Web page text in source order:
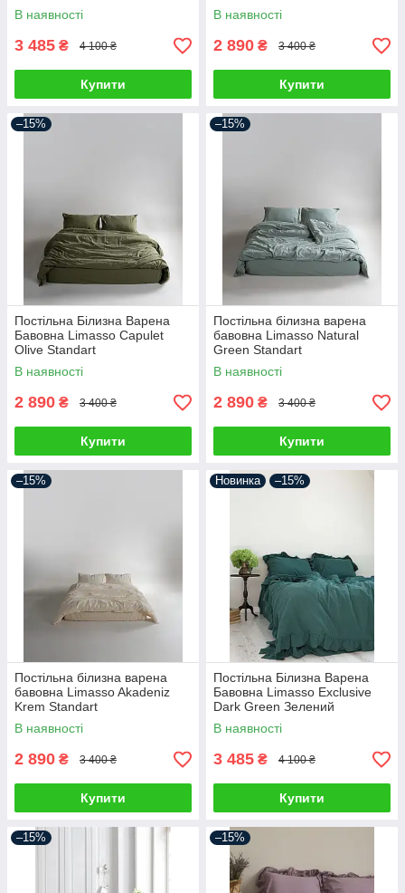
двоспальний євро 200х220см
В наявності
3 485 ₴ 4 100 ₴
Купити
В наявності
2 890 ₴ 3 400 ₴
Купити
–15%
Постільна Білизна Варена
Бавовна Limasso Capulet
Olive Standart
В наявності
2 890 ₴ 3 400 ₴
Купити
–15%
Постільна білизна варена
бавовна Limasso Natural
Green Standart
В наявності
2 890 ₴ 3 400 ₴
Купити
–15%
Постільна білизна варена
бавовна Limasso Akadeniz
Krem Standart
В наявності
2 890 ₴ 3 400 ₴
Купити
Новинка –15%
Постільна Білизна Варена
Бавовна Limasso Exclusive
Dark Green Зелений
двоспальний євро 200х220см
В наявності
3 485 ₴ 4 100 ₴
Купити
–15% –15%